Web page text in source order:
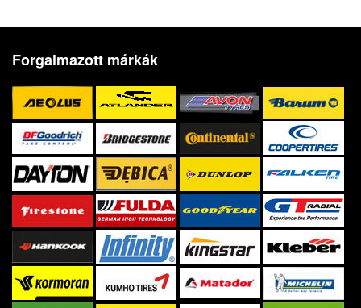
Forgalmazott márkák